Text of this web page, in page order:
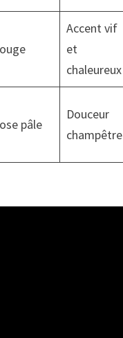
Accent vif
et
chaleureux
pâle
Douceur
champêtre